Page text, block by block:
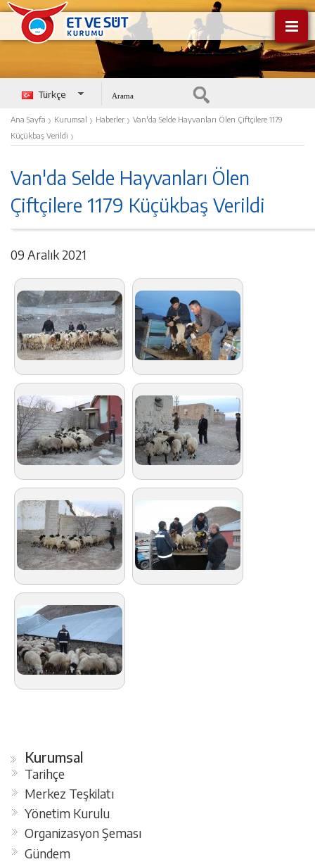
Türkçe
Ana Sayfa › Kurumsal › Haberler › Van'da Selde Hayvanları Ölen Çiftçilere 1179
Küçükbaş Verildi ›
Van'da Selde Hayvanları Ölen
Çiftçilere 1179 Küçükbaş Verildi
09 Aralık 2021
Kurumsal
Tarihçe
Merkez Teşkilatı
Yönetim Kurulu
Organizasyon Şeması
Gündem